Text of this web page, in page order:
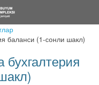
баланси (1-сонли шакл)
бухгалтерия